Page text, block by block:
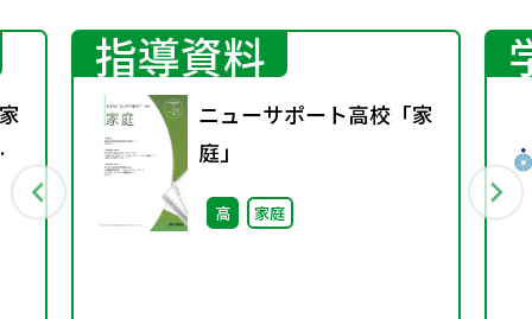
指導資料
ニューサポート高校「家
庭」
高 家庭